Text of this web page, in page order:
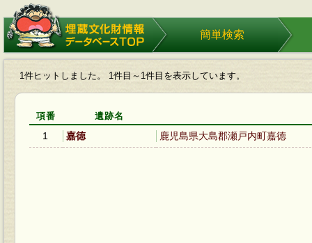
埋蔵文化財情報データベース
TOP
簡単検索
1件ヒットしました。 1件目～1件目を表示しています。
項番 遺跡名
1 嘉徳 鹿児島県大島郡瀬戸内町嘉徳